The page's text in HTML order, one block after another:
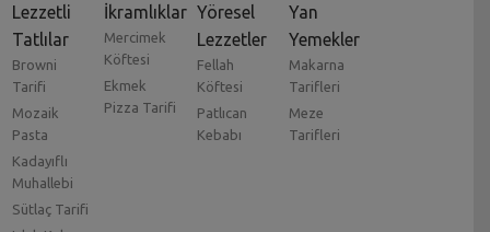
Lezzetli
Tatlılar
Browni
Tarifi
Mozaik
Pasta
Kadayıflı
Muhallebi
Sütlaç Tarifi
İkramlıklar
Mercimek
Köftesi
Ekmek
Pizza Tarifi
Yöresel
Lezzetler
Fellah
Köftesi
Patlıcan
Kebabı
Yan
Yemekler
Makarna
Tarifleri
Meze
Tarifleri